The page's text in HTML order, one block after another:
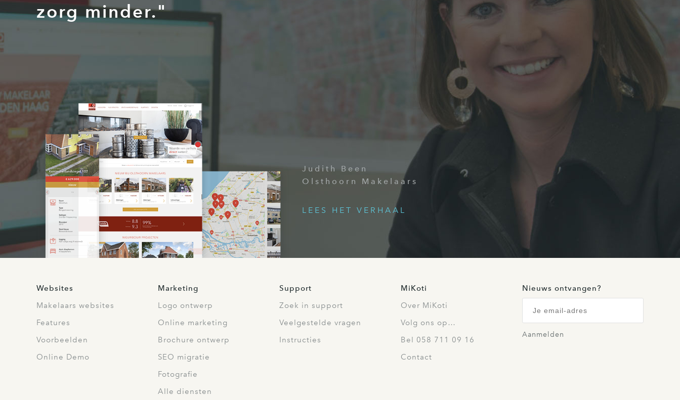
zorg minder."
Judith Been
Olsthoorn Makelaars
LEES HET VERHAAL
Websites
Makelaars websites
Features
Voorbeelden
Online Demo
Marketing
Logo ontwerp
Online marketing
Brochure ontwerp
SEO migratie
Fotografie
Alle diensten
Support
Zoek in support
Veelgestelde vragen
Instructies
MiKoti
Over MiKoti
Volg ons op…
Bel 058 711 09 16
Contact
Nieuws ontvangen?
Aanmelden